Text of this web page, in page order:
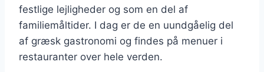
festlige lejligheder og som en del af
familiemåltider. I dag er de en uundgåelig del
af græsk gastronomi og findes på menuer i
restauranter over hele verden.